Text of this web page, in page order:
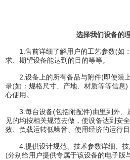
选择我们设备的
1.售前详细了解用户的工艺参数(如
求、期望设备能达到的目的等等。
2.设备上的所有备品与附件(即使装
录(如：规格尺寸、产地、材质等等信息
心使用。
3.每台设备(包括附配件)由里到外、
见的均按相关规范去做，使设备达到安
效、负载运转低噪音、使用经济的运行目
4.提供设计规范、技术参数详细、技
(分别给用户提供专属于该设备的电子版